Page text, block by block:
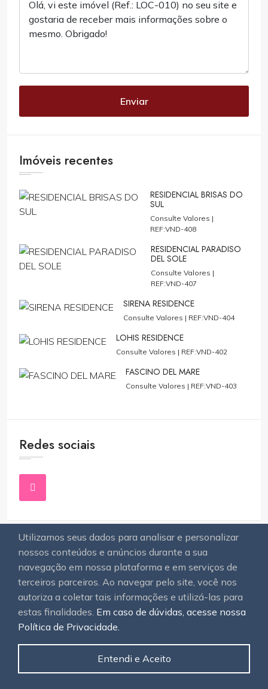
Utilizamos seus dados para analisar e personalizar
nossos conteúdos e anúncios durante a sua
navegação em nossa plataforma e em serviços de
terceiros parceiros. Ao navegar pelo site, você nos
autoriza a coletar tais informações e utilizá-las para
estas finalidades. Em caso de dúvidas, acesse nossa
Política de Privacidade.
Entendi e Aceito
Enviar
Imóveis recentes
RESIDENCIAL BRISAS DO
SUL
Consulte Valores |
REF:VND-408
RESIDENCIAL PARADISO
DEL SOLE
Consulte Valores |
REF:VND-407
SIRENA RESIDENCE
Consulte Valores | REF:VND-404
LOHIS RESIDENCE
Consulte Valores | REF:VND-402
FASCINO DEL MARE
Consulte Valores | REF:VND-403
Redes sociais
ASSINE O NEWSLETTER